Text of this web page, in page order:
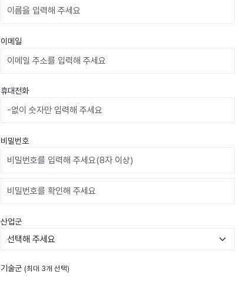
이메일
휴대전화
비밀번호
비밀번호확인
산업군
기술군 (최대 3개 선택)